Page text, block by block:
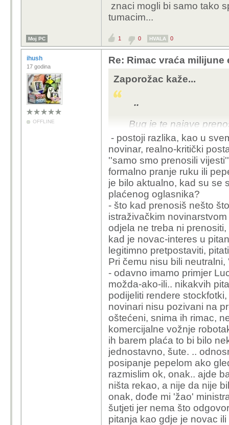
Nismo niti sumnjali
Vlada RH smije
To je zakon EU,
Nisam siguran da
vidim bravure
Realniji scenarij je
dobivanje EU novaca
pokazatelja
bez toga nema isplate
30.3.26 - Europska
iz Mehanizma za
eura, nakon što je
pripadajućih
testiranje 60
autonomnu vožnju
znaci mogli bi samo tako
tumacim...
Moj PC 1 0 HVALA 0
ihush
17 godina
OFFLINE
Re: Rimac vraća milijune
Zaporožac kaže...
..
Bug je te najave
ignoriranje takvih
apsurdno.
Ali, postoji razlika
slijepog vjerovanja.
..
- postoji razlika, kao u
novinar, realno-kritički
''samo smo prenosili
formalno pranje ruku ili
je bilo aktualno, kad su se
plaćenog oglasnika?
- što kad prenosiš nešto
istraživačkim
odjela ne treba ni
kad je novac-interes u
legitimno pretpostaviti,
Pri čemu nisu bili neutralni,
- odavno imamo primjer
možda-ako-ili.. nikakvih
podijeliti rendere
novinari nisu pozivani na
oštećeni, snima ih rimac,
komercijalne vožnje
ih barem plaća to bi bilo
jednostavno, šute. ..
posipanje pepelom ako
razmislim ok, onak.. ajde
ništa rekao, a nije da nije
onak, dođe mi 'žao'
šutjeti jer nema što
pitanja kao gdje je novac